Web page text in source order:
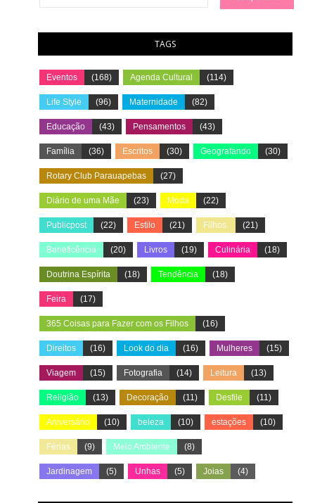
TAGS
Eventos (168) Agenda Cultural (114)
Life Style (96) Maternidade (82)
Educação (43) Pensamentos (43)
Família (36) Escritos (30) Geografando (30)
Rotary Club Parauapebas (27)
Diário de uma Mãe (23) Moda (22)
Publicpost (22) Estilo (21) Filhos. (21)
Beneficência (20) Livros (19) Culinária (18)
Doutrina Espírita (18) Tendência (18)
Feira (17)
365 Coisas para Fazer com os Filhos (16)
Direitos (16) Look do dia (16) Mulheres (15)
Viagem (15) Fotografia (14) Leitura (13)
Religião (13) Decoração (11) Desfile (11)
Aniversário (10) beleza (10) estações (10)
Férias (9) Meio Ambiente (8)
Jardinagem (5) Unhas (5) Joias (4)